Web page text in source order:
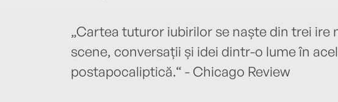
„Cartea tuturor iubirilor se naște din trei ire
scene, conversații și idei dintr-o lume în
postapocaliptică.“ - Chicago Review